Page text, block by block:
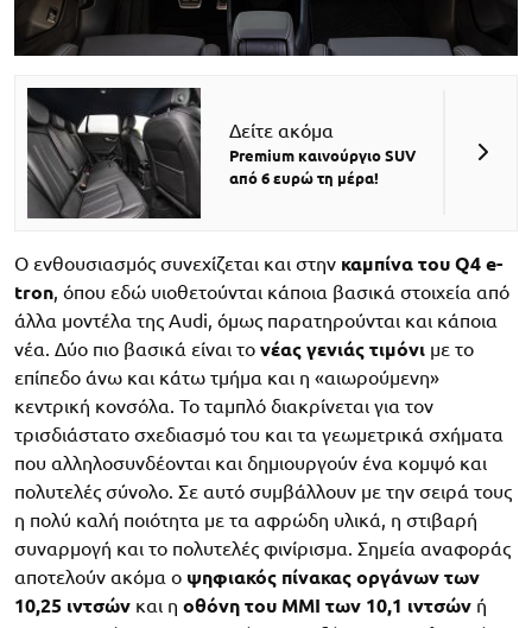
Δείτε ακόμα
Premium καινούργιο SUV
από 6 ευρώ τη μέρα!
Ο ενθουσιασμός συνεχίζεται και στην καμπίνα του Q4 e-
tron, όπου εδώ υιοθετούνται κάποια βασικά στοιχεία από
άλλα μοντέλα της Audi, όμως παρατηρούνται και κάποια
νέα. Δύο πιο βασικά είναι το νέας γενιάς τιμόνι με το
επίπεδο άνω και κάτω τμήμα και η «αιωρούμενη»
κεντρική κονσόλα. Το ταμπλό διακρίνεται για τον
τρισδιάστατο σχεδιασμό του και τα γεωμετρικά σχήματα
που αλληλοσυνδέονται και δημιουργούν ένα κομψό και
πολυτελές σύνολο. Σε αυτό συμβάλλουν με την σειρά τους
η πολύ καλή ποιότητα με τα αφρώδη υλικά, η στιβαρή
συναρμογή και το πολυτελές φινίρισμα. Σημεία αναφοράς
αποτελούν ακόμα ο ψηφιακός πίνακας οργάνων των
10,25 ιντσών και η οθόνη του ΜΜΙ των 10,1 ιντσών ή